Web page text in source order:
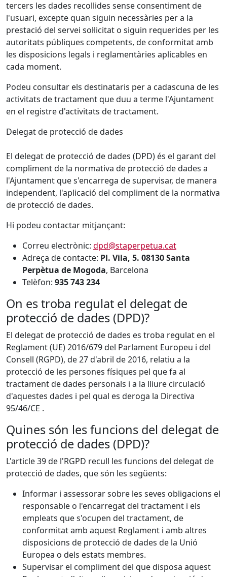
tercers les dades recollides sense consentiment de
l'usuari, excepte quan siguin necessàries per a la
prestació del servei sol·licitat o siguin requerides per les
autoritats públiques competents, de conformitat amb
les disposicions legals i reglamentàries aplicables en
cada moment.
Podeu consultar els destinataris per a cadascuna de les
activitats de tractament que duu a terme l'Ajuntament
en el registre d'activitats de tractament.
Delegat de protecció de dades
El delegat de protecció de dades (DPD) és el garant del
compliment de la normativa de protecció de dades a
l'Ajuntament que s'encarrega de supervisar, de manera
independent, l'aplicació del compliment de la normativa
de protecció de dades.
Hi podeu contactar mitjançant:
Correu electrònic: dpd@staperpetua.cat
Adreça de contacte: Pl. Vila, 5. 08130 Santa
Perpètua de Mogoda, Barcelona
Telèfon: 935 743 234
On es troba regulat el delegat de
protecció de dades (DPD)?
El delegat de protecció de dades es troba regulat en el
Reglament (UE) 2016/679 del Parlament Europeu i del
Consell (RGPD), de 27 d'abril de 2016, relatiu a la
protecció de les persones físiques pel que fa al
tractament de dades personals i a la lliure circulació
d'aquestes dades i pel qual es deroga la Directiva
95/46/CE .
Quines són les funcions del delegat de
protecció de dades (DPD)?
L'article 39 de l'RGPD recull les funcions del delegat de
protecció de dades, que són les següents:
Informar i assessorar sobre les seves obligacions el
responsable o l'encarregat del tractament i els
empleats que s'ocupen del tractament, de
conformitat amb aquest Reglament i amb altres
disposicions de protecció de dades de la Unió
Europea o dels estats membres.
Supervisar el compliment del que disposa aquest